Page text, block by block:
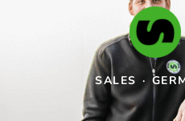
SALES ·